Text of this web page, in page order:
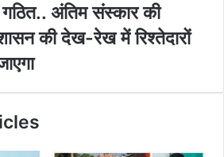
अंतिम संस्कार की
की देख-रेख में रिश्तेदारों